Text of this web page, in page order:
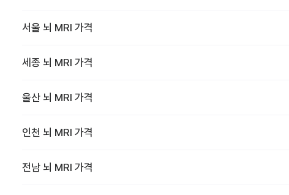
서울 뇌 MRI 가격
세종 뇌 MRI 가격
울산 뇌 MRI 가격
인천 뇌 MRI 가격
전남 뇌 MRI 가격